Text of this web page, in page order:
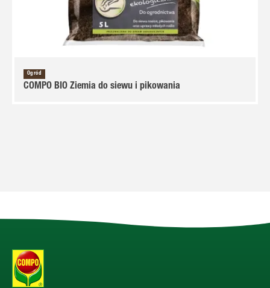
Ogród
COMPO BIO Ziemia do siewu i pikowania